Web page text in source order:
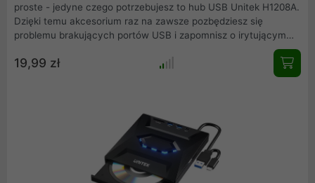
proste - jedyne czego potrzebujesz to hub USB Unitek H1208A.
Dzięki temu akcesorium raz na zawsze pozbędziesz się
problemu brakujących portów USB i zapomnisz o irytującym
przepinaniu kabli w komputerze, samochodzie lub konsoli do
gier .
19,99 zł